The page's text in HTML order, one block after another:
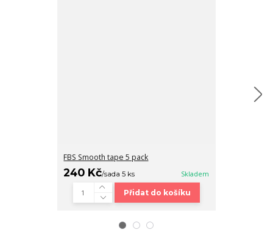
FBS Smooth tape 5 pack
240 Kč/sada 5 ks Skladem
Přidat do košíku